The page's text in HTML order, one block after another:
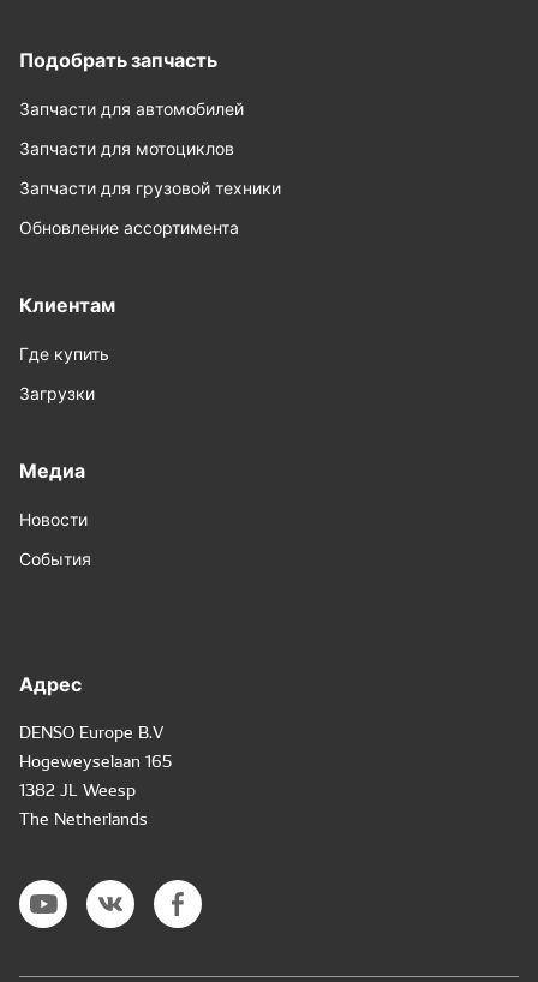
Подобрать запчасть
Запчасти для автомобилей
Запчасти для мотоциклов
Запчасти для грузовой техники
Обновление ассортимента
Клиентам
Где купить
Загрузки
Медиа
Новости
События
Адрес
DENSO Europe B.V
Hogeweyselaan 165
1382 JL Weesp
The Netherlands